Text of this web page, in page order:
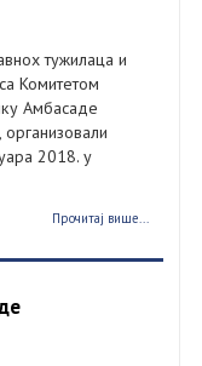
тужилаца и
Комитетом
Амбасаде
2018. у
Прочитај више...